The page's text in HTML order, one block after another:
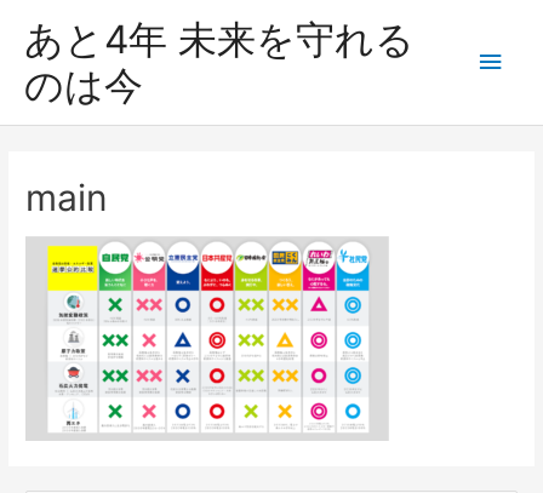
あと4年 未来を守れる
のは今
main